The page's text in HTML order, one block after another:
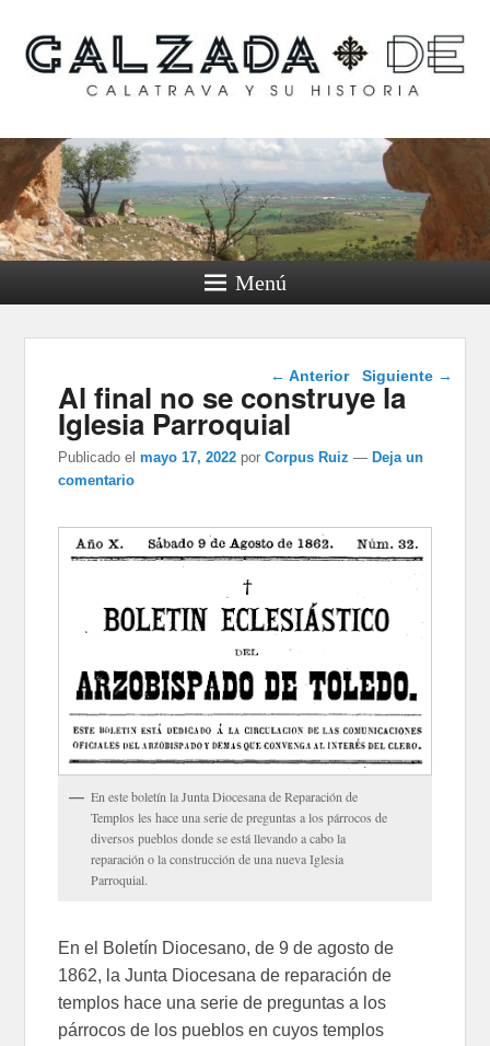
Calzada de Calatrava y
su historia
Menú
Navegación de
entradas
← Anterior Siguiente →
Al final no se construye la
Iglesia Parroquial
Publicado el mayo 17, 2022 porCorpus Ruiz — Deja un
comentario
En este boletín la Junta Diocesana de Reparación de
Templos les hace una serie de preguntas a los párrocos de
diversos pueblos donde se está llevando a cabo la
reparación o la construcción de una nueva Iglesia
Parroquial.
En el Boletín Diocesano, de 9 de agosto de
1862, la Junta Diocesana de reparación de
templos hace una serie de preguntas a los
párrocos de los pueblos en cuyos templos